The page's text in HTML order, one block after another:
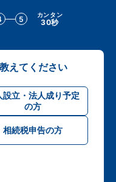
5 カンタン
30秒
えてください
設立・法人成り予定
の方
相続税申告の方